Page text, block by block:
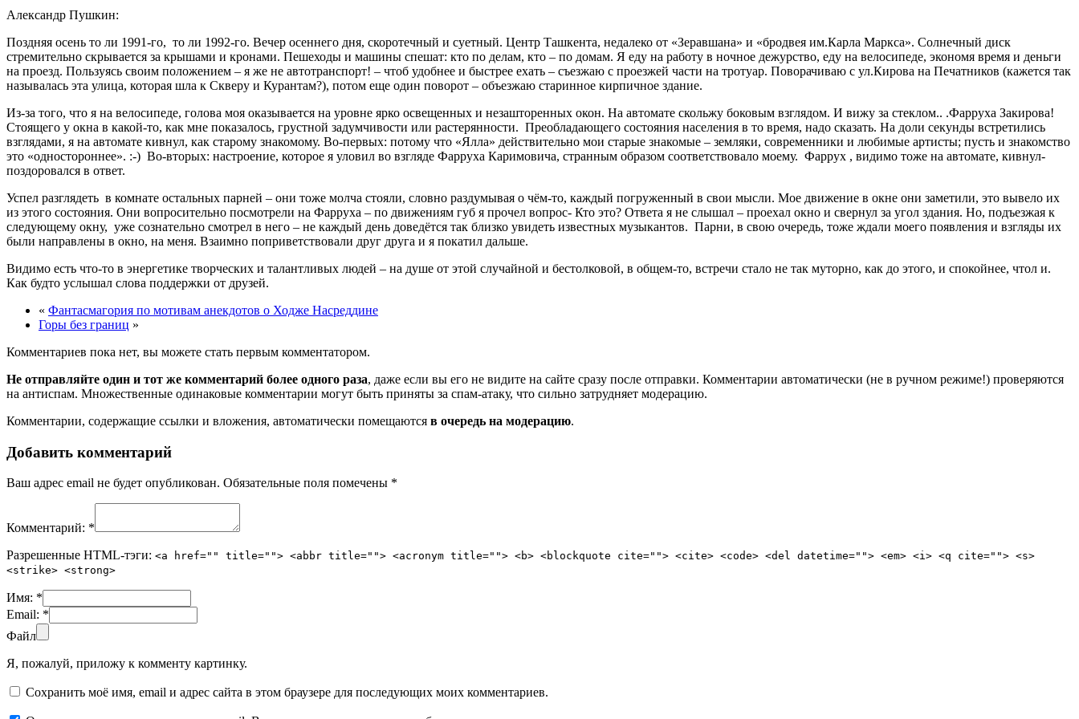
Александр Пушкин:
Поздняя осень то ли 1991-го, то ли 1992-го. Вечер осеннего дня, скоротечный и суетный. Центр Ташкента, недалеко от «Зеравшана» и «бродвея им.Карла Маркса». Солнечный диск
стремительно скрывается за крышами и кронами. Пешеходы и машины спешат: кто по делам, кто – по домам. Я еду на работу в ночное дежурство, еду на велосипеде, экономя время и деньги
на проезд. Пользуясь своим положением – я же не автотранспорт! – чтоб удобнее и быстрее ехать – съезжаю с проезжей части на тротуар. Поворачиваю с ул.Кирова на Печатников (кажется так
называлась эта улица, которая шла к Скверу и Курантам?), потом еще один поворот – объезжаю старинное кирпичное здание.
Из-за того, что я на велосипеде, голова моя оказывается на уровне ярко освещенных и незашторенных окон. На автомате скольжу боковым взглядом. И вижу за стеклом.. .Фарруха Закирова!
Стоящего у окна в какой-то, как мне показалось, грустной задумчивости или растерянности. Преобладающего состояния населения в то время, надо сказать. На доли секунды встретились
взглядами, я на автомате кивнул, как старому знакомому. Во-первых: потому что «Ялла» действительно мои старые знакомые – земляки, современники и любимые артисты; пусть и знакомство
это «одностороннее». :-) Во-вторых: настроение, которое я уловил во взгляде Фарруха Каримовича, странным образом соответствовало моему. Фаррух , видимо тоже на автомате, кивнул-
поздоровался в ответ.
Успел разглядеть в комнате остальных парней – они тоже молча стояли, словно раздумывая о чём-то, каждый погруженный в свои мысли. Мое движение в окне они заметили, это вывело их
из этого состояния. Они вопросительно посмотрели на Фарруха – по движениям губ я прочел вопрос- Кто это? Ответа я не слышал – проехал окно и свернул за угол здания. Но, подъезжая к
следующему окну, уже сознательно смотрел в него – не каждый день доведётся так близко увидеть известных музыкантов. Парни, в свою очередь, тоже ждали моего появления и взгляды их
были направлены в окно, на меня. Взаимно поприветствовали друг друга и я покатил дальше.
Видимо есть что-то в энергетике творческих и талантливых людей – на душе от этой случайной и бестолковой, в общем-то, встречи стало не так муторно, как до этого, и спокойнее, чтол и.
Как будто услышал слова поддержки от друзей.
« Фантасмагория по мотивам анекдотов о Ходже Насреддине
Горы без границ »
Комментариев пока нет, вы можете стать первым комментатором.
Не отправляйте один и тот же комментарий более одного раза, даже если вы его не видите на сайте сразу после отправки. Комментарии автоматически (не в ручном режиме!) проверяются
на антиспам. Множественные одинаковые комментарии могут быть приняты за спам-атаку, что сильно затрудняет модерацию.
Комментарии, содержащие ссылки и вложения, автоматически помещаются в очередь на модерацию.
Добавить комментарий
Ваш адрес email не будет опубликован. Обязательные поля помечены *
Комментарий: *
Разрешенные HTML-тэги: <a href="" title=""> <abbr title=""> <acronym title=""> <b> <blockquote cite=""> <cite> <code> <del datetime=""> <em> <i> <q cite=""> <s>
<strike> <strong>
Имя: *
Email: *
Файл
Я, пожалуй, приложу к комменту картинку.
Сохранить моё имя, email и адрес сайта в этом браузере для последующих моих комментариев.